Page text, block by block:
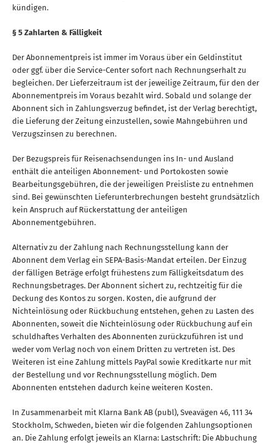
kündigen.
§ 5 Zahlarten & Fälligkeit
Der Abonnementpreis ist immer im Voraus über ein Geldinstitut
oder ggf. über die Service-Center sofort nach Rechnungserhalt zu
begleichen. Der Lieferzeitraum ist der jeweilige Zeitraum, für den der
Abonnementpreis im Voraus bezahlt wird. Sobald und solange der
Abonnent sich in Zahlungsverzug befindet, ist der Verlag berechtigt,
die Lieferung der Zeitung einzustellen, sowie Mahngebühren und
Verzugszinsen zu berechnen.
Der Bezugspreis für Reisenachsendungen ins In- und Ausland
enthält die anteiligen Abonnement- und Portokosten sowie
Bearbeitungsgebühren, die der jeweiligen Preisliste zu entnehmen
sind. Bei gewünschten Lieferunterbrechungen besteht grundsätzlich
kein Anspruch auf Rückerstattung der anteiligen
Abonnementgebühren.
Alternativ zu der Zahlung nach Rechnungsstellung kann der
Abonnent dem Verlag ein SEPA-Basis-Mandat erteilen. Der Einzug
der fälligen Beträge erfolgt frühestens zum Fälligkeitsdatum des
Rechnungsbetrages. Der Abonnent sichert zu, rechtzeitig für die
Deckung des Kontos zu sorgen. Kosten, die aufgrund der
Nichteinlösung oder Rückbuchung entstehen, gehen zu Lasten des
Abonnenten, soweit die Nichteinlösung oder Rückbuchung auf ein
schuldhaftes Verhalten des Abonnenten zurückzuführen ist und
weder vom Verlag noch von einem Dritten zu vertreten ist. Des
Weiteren ist eine Zahlung mittels PayPal sowie Kreditkarte nur mit
der Bestellung und vor Rechnungsstellung möglich. Dem
Abonnenten entstehen dadurch keine weiteren Kosten.
In Zusammenarbeit mit Klarna Bank AB (publ), Sveavägen 46, 111 34
Stockholm, Schweden, bieten wir die folgenden Zahlungsoptionen
an. Die Zahlung erfolgt jeweils an Klarna: Lastschrift: Die Abbuchung